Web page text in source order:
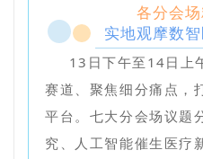
各分会
实地观摩数
13日下午至14日上
赛道、聚焦细分痛点，
平台。七大分会场议题
究、人工智能催生医疗